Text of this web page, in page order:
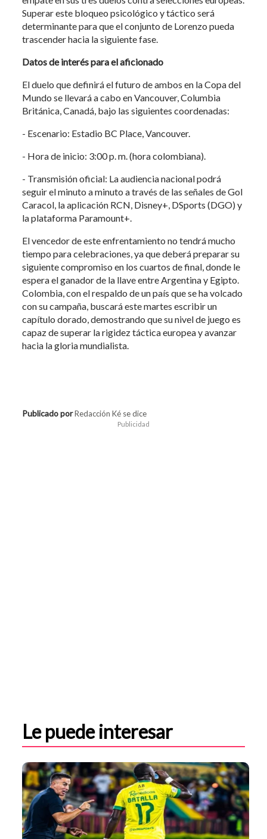
Superar este bloqueo psicológico y táctico será
determinante para que el conjunto de Lorenzo pueda
trascender hacia la siguiente fase.
Datos de interés para el aficionado
El duelo que definirá el futuro de ambos en la Copa del
Mundo se llevará a cabo en Vancouver, Columbia
Británica, Canadá, bajo las siguientes coordenadas:
- Escenario: Estadio BC Place, Vancouver.
- Hora de inicio: 3:00 p. m. (hora colombiana).
- Transmisión oficial: La audiencia nacional podrá
seguir el minuto a minuto a través de las señales de Gol
Caracol, la aplicación RCN, Disney+, DSports (DGO) y
la plataforma Paramount+.
El vencedor de este enfrentamiento no tendrá mucho
tiempo para celebraciones, ya que deberá preparar su
siguiente compromiso en los cuartos de final, donde le
espera el ganador de la llave entre Argentina y Egipto.
Colombia, con el respaldo de un país que se ha volcado
con su campaña, buscará este martes escribir un
capítulo dorado, demostrando que su nivel de juego es
capaz de superar la rigidez táctica europea y avanzar
hacia la gloria mundialista.
Publicado porRedacción Ké se dice
Publicidad
Le puede interesar